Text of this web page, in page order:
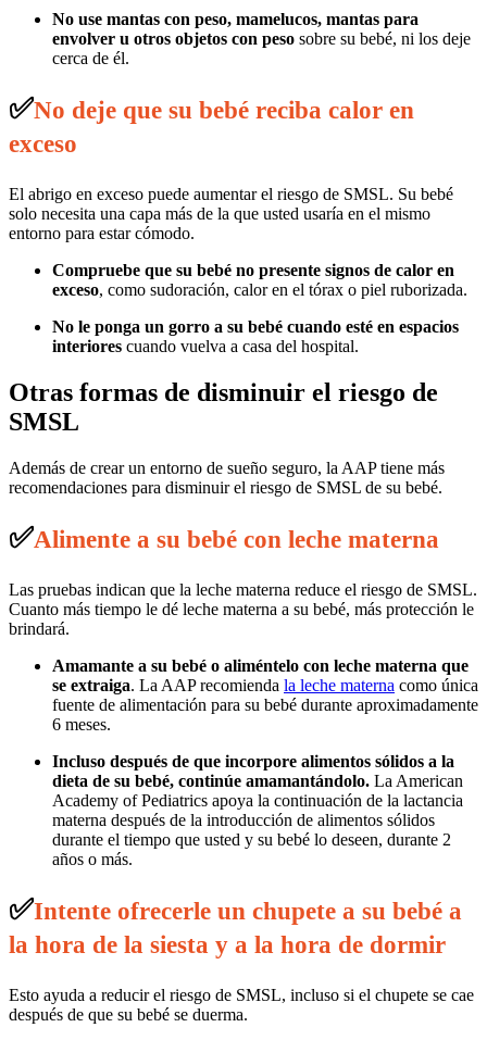
No use mantas con peso, mamelucos, mantas para
envolver u otros objetos con peso sobre su bebé, ni los deje
cerca de él.
✅No deje que su bebé reciba calor en
exceso
El abrigo en exceso puede aumentar el riesgo de SMSL. Su bebé
solo necesita una capa más de la que usted usaría en el mismo
entorno para estar cómodo.
Compruebe que su bebé no presente signos de calor en
exceso, como sudoración, calor en el tórax o piel ruborizada.
No le ponga un gorro a su bebé cuando esté en espacios
interiores cuando vuelva a casa del hospital.
Otras formas de disminuir el riesgo de
SMSL
Además de crear un entorno de sueño seguro, la AAP tiene más
recomendaciones para disminuir el riesgo de SMSL de su bebé.
✅Alimente a su bebé con leche materna
Las pruebas indican que la leche materna reduce el riesgo de SMSL.
Cuanto más tiempo le dé leche materna a su bebé, más protección le
brindará.
Amamante a su bebé o aliméntelo con leche materna que
se extraiga. La AAP recomienda la leche materna como única
fuente de alimentación para su bebé durante aproximadamente
6 meses.
Incluso después de que incorpore alimentos sólidos a la
dieta de su bebé, continúe amamantándolo. La American
Academy of Pediatrics apoya la continuación de la lactancia
materna después de la introducción de alimentos sólidos
durante el tiempo que usted y su bebé lo deseen, durante 2
años o más.
✅Intente ofrecerle un chupete a su bebé a
la hora de la siesta y a la hora de dormir
Esto ayuda a reducir el riesgo de SMSL, incluso si el chupete se cae
después de que su bebé se duerma.